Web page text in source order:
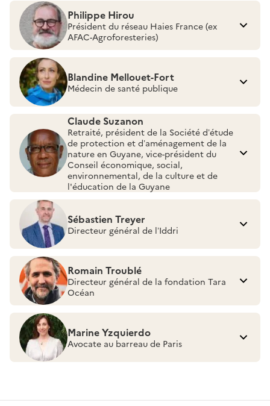
Philippe Hirou
Président du réseau Haies France (ex
AFAC-Agroforesteries)
Blandine Mellouet-Fort
Médecin de santé publique
Claude Suzanon
Retraité, président de la Société d’étude
de protection et d’aménagement de la
nature en Guyane, vice-président du
Conseil économique, social,
environnemental, de la culture et de
l'éducation de la Guyane
Sébastien Treyer
Directeur général de l’Iddri
Romain Troublé
Directeur général de la fondation Tara
Océan
Marine Yzquierdo
Avocate au barreau de Paris